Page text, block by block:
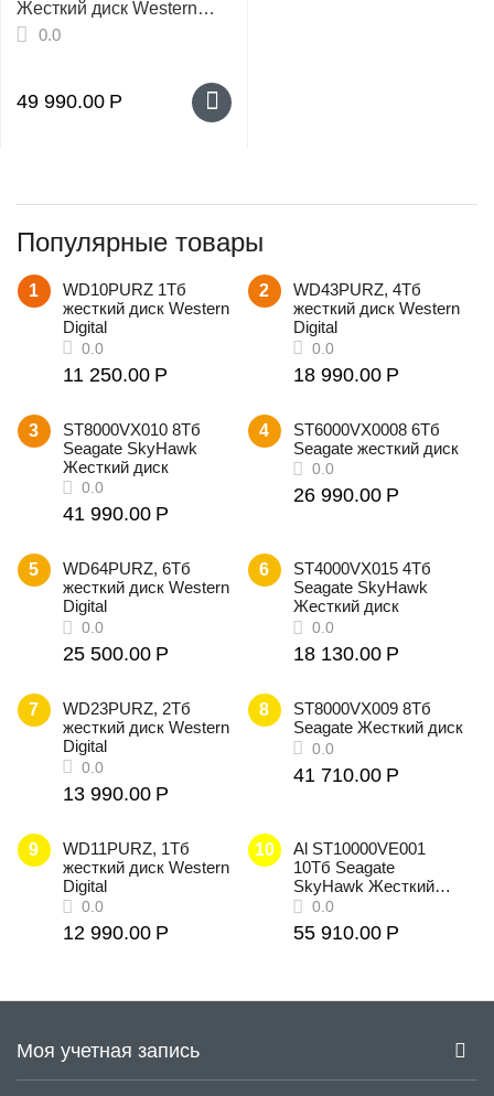
Жесткий диск Western
Digital Purple Pro
0.0
49 990.00 Р
Популярные товары
1
WD10PURZ 1Тб
жесткий диск Western
Digital
0.0
11 250.00 Р
2
WD43PURZ, 4Тб
жесткий диск Western
Digital
0.0
18 990.00 Р
3
ST8000VX010 8Tб
Seagate SkyHawk
Жесткий диск
0.0
41 990.00 Р
4
ST6000VX0008 6Тб
Seagate жесткий диск
0.0
26 990.00 Р
5
WD64PURZ, 6Тб
жесткий диск Western
Digital
25 500.00 Р
6
ST4000VX015 4Tб
Seagate SkyHawk
Жесткий диск
18 130.00 Р
7
WD23PURZ, 2Тб
жесткий диск Western
Digital
13 990.00 Р
8
ST8000VX009 8Тб
Seagate Жесткий диск
41 710.00 Р
9
WD11PURZ, 1Тб
жесткий диск Western
Digital
12 990.00 Р
10
Al ST10000VE001
10Tб Seagate
SkyHawk Жесткий
диск
55 910.00 Р
Моя учетная запись